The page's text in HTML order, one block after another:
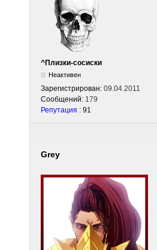
^Плизки-сосиски
Неактивен
Зарегистрирован: 09.04.2011
Сообщений: 179
Репутация : 91
Grey